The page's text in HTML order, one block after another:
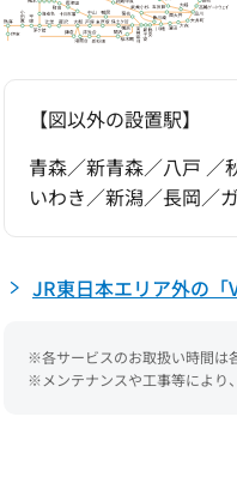
【図以外の設置駅】
青森／新青森／八戸 ／
いわき／新潟／長岡／
JR東日本エリア外の「
※各サービスのお取扱い時間は
※メンテナンスや工事等により